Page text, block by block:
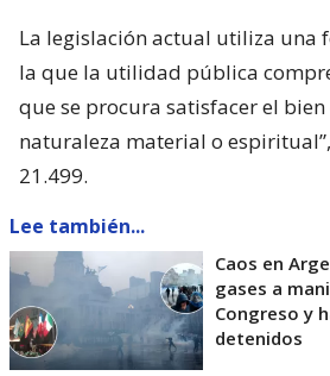
La legislación actual utiliza una
la que la utilidad pública
que se procura satisfacer el bien
naturaleza material o
21.499.
Lee también...
Caos en
gases a
Congreso y
detenidos